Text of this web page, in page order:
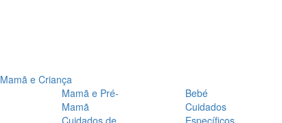
Mamã e Criança
Mamã e Pré-
Mamã
Cuidados de
Bebé
Cuidados
Específicos